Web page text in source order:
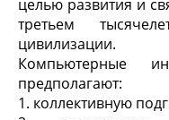
целью развития и
третьем
цивилизации.
Компьютерные
предполагают:
1. коллективную